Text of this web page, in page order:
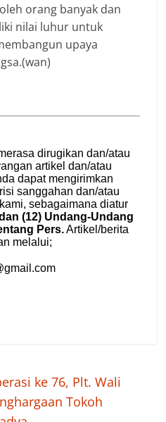
orang banyak dan
nilai luhur untuk
upaya
ke 76, Plt. Wali
Tokoh